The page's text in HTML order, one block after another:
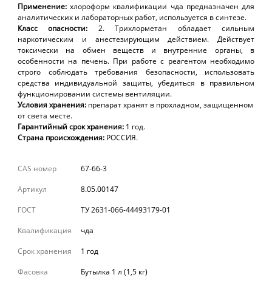
Применение: хлороформ квалификации чда предназначен для
аналитических и лабораторных работ, используется в синтезе.
Класс опасности: 2. Трихлорметан обладает сильным
наркотическим и анестезирующим действием. Действует
токсически на обмен веществ и внутренние органы, в
особенности на печень. При работе с реагентом необходимо
строго соблюдать требования безопасности, использовать
средства индивидуальной защиты, убедиться в правильном
функционировании системы вентиляции.
Условия хранения: препарат хранят в прохладном, защищенном
от света месте.
Гарантийный срок хранения: 1 год.
Страна происхождения: РОССИЯ.
CAS номер
67-66-3
Артикул
8.05.00147
ГОСТ
ТУ 2631-066-44493179-01
Квалификация
чда
Срок хранения
1 год
Фасовка
Бутылка 1 л (1,5 кг)